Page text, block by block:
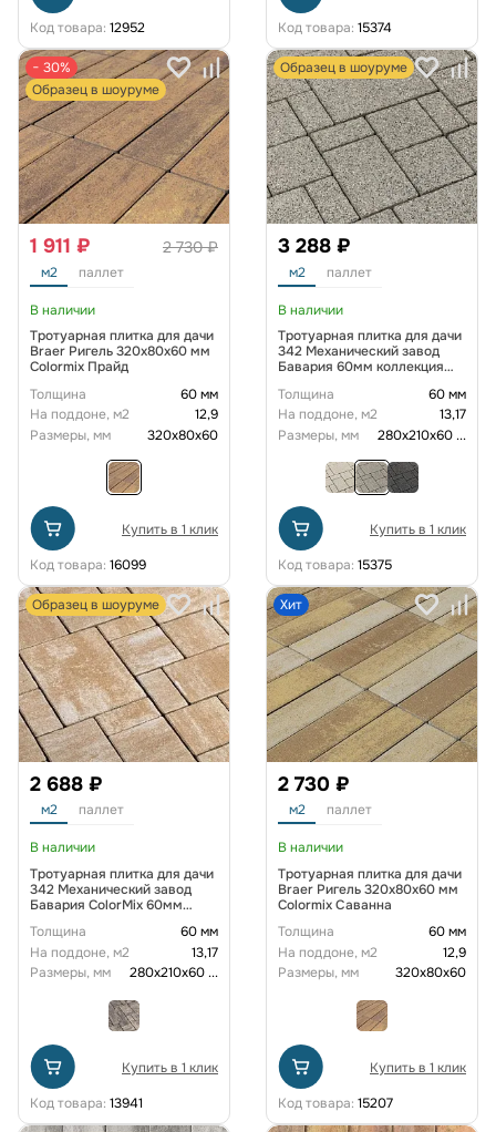
Код товара: 12952
Код товара: 15374
− 30%
Образец в шоуруме
2 730 ₽
1 911 ₽
м2 паллет
В наличии
Тротуарная плитка для дачи
Braer Ригель 320x80x60 мм
Colormix Прайд
Толщина
60 мм
На поддоне, м2
12,9
Размеры, мм
320x80x60
Купить в 1 клик
Код товара: 16099
Образец в шоуруме
3 288 ₽
м2 паллет
В наличии
Тротуарная плитка для дачи
342 Механический завод
Бавария 60мм коллекция
Толщина
60 мм
На поддоне, м2
13,17
Размеры, мм
280х210х60...
Купить в 1 клик
Код товара: 15375
Образец в шоуруме
2 688 ₽
м2 паллет
В наличии
Тротуарная плитка для дачи
342 Механический завод
Бавария ColorMix 60мм
Толщина
60 мм
На поддоне, м2
13,17
Размеры, мм
280х210х60...
Купить в 1 клик
Код товара: 13941
Хит
2 730 ₽
м2 паллет
В наличии
Тротуарная плитка для дачи
Braer Ригель 320x80x60 мм
Colormix Саванна
Толщина
60 мм
На поддоне, м2
12,9
Размеры, мм
320x80x60
Купить в 1 клик
Код товара: 15207